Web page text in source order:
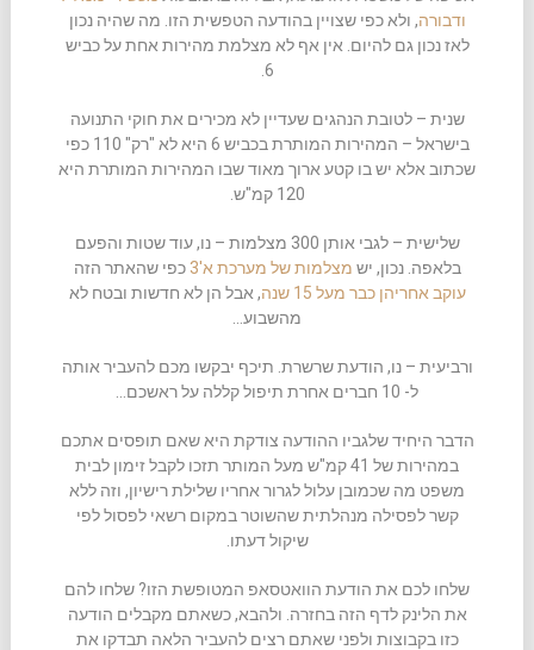
ודבורה, ולא כפי שצויין בהודעה הטפשית הזו. מה שהיה נכון
לאז נכון גם להיום. אין אף לא מצלמת מהירות אחת על כביש
6.
שנית – לטובת הנהגים שעדיין לא מכירים את חוקי התנועה
בישראל – המהירות המותרת בכביש 6 היא לא "רק" 110 כפי
שכתוב אלא יש בו קטע ארוך מאוד שבו המהירות המותרת היא
120 קמ"ש.
שלישית – לגבי אותן 300 מצלמות – נו, עוד שטות והפעם
בלאפה. נכון, יש מצלמות של מערכת א'3
כפי שהאתר הזה
עוקב אחריהן כבר מעל 15 שנה
, אבל הן לא חדשות ובטח לא
מהשבוע…
ורביעית – נו, הודעת שרשרת. תיכף יבקשו מכם להעביר אותה
ל- 10 חברים אחרת תיפול קללה על ראשכם…
הדבר היחיד שלגביו ההודעה צודקת היא שאם תופסים אתכם
במהירות של 41 קמ"ש מעל המותר תזכו לקבל זימון לבית
משפט מה שכמובן עלול לגרור אחריו שלילת רישיון, וזה ללא
קשר לפסילה מנהלתית שהשוטר במקום רשאי לפסול לפי
שיקול דעתו.
שלחו לכם את הודעת הוואטסאפ המטופשת הזו? שלחו להם
את הלינק לדף הזה בחזרה. ולהבא, כשאתם מקבלים הודעה
כזו בקבוצות ולפני שאתם רצים להעביר הלאה תבדקו את